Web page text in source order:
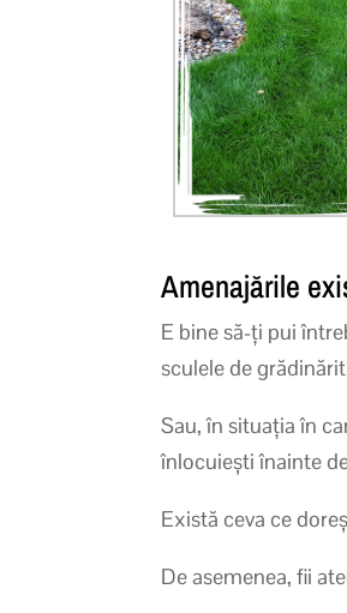
Amenajările
E bine să-ți pui
sculele de
Sau, în situația în
înlocuiești înainte
Există ceva ce
De asemenea, fii